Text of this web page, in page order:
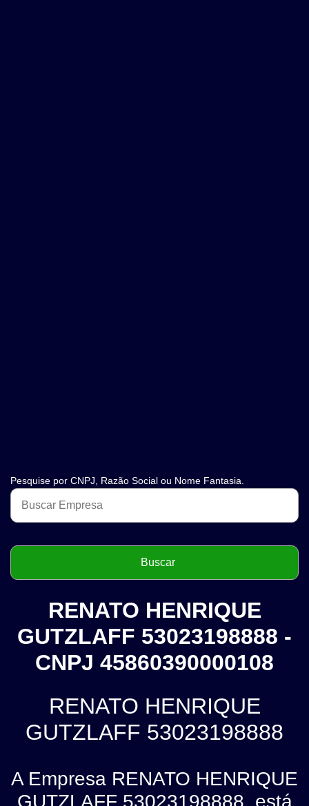
Pesquise por CNPJ, Razão Social ou Nome Fantasia.
RENATO HENRIQUE
GUTZLAFF 53023198888 -
CNPJ 45860390000108
RENATO HENRIQUE
GUTZLAFF 53023198888
A Empresa RENATO HENRIQUE
GUTZLAFF 53023198888, está